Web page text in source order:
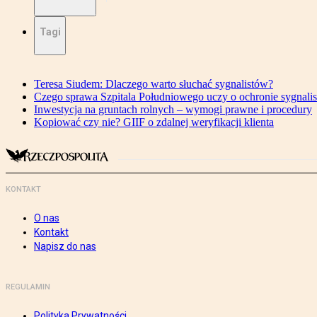
Tagi
Teresa Siudem: Dlaczego warto słuchać sygnalistów?
Czego sprawa Szpitala Południowego uczy o ochronie
Inwestycja na gruntach rolnych – wymogi prawne i procedury
Kopiować czy nie? GIIF o zdalnej weryfikacji klienta
KONTAKT
O nas
Kontakt
Napisz do nas
REGULAMIN